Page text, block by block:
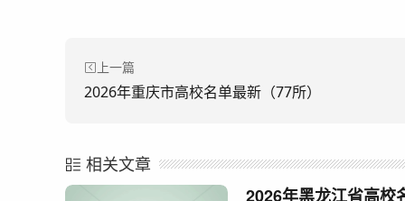
上一篇
2026年重庆市高校名单最新（77所）
相关文章
2026年黑龙江省高校